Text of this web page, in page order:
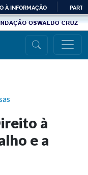
À INFORMAÇÃO
à
e a